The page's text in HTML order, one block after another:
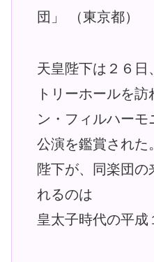
団」 （東京都）
天皇陛下は２６日
トリーホールを
ン・フィルハーモ
公演を鑑賞された
陛下が、同楽団の
れるのは
皇太子時代の平成